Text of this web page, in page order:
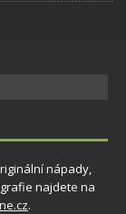
nápady,
najdete na
.